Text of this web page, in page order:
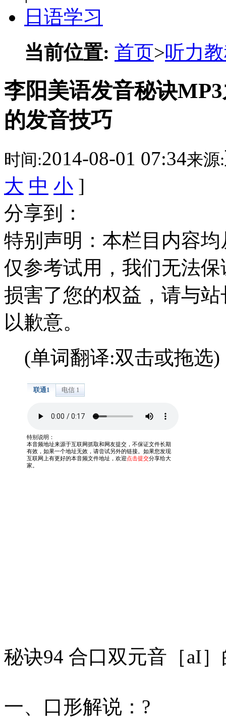
日语学习
当前位置: 首页>听力
李阳美语发音秘诀
的发音技巧
时间:2014-08-01 07:34来源:
大 中 小 ]
分享到：
特别声明：本栏目内容
仅参考试用，我们无法
损害了您的权益，请与
以歉意。
(单词翻译:双击或拖选)
秘诀94 合口双元音［aI
一、口形解说：?